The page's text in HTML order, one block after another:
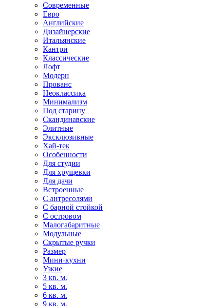
Современные
Евро
Английские
Дизайнерские
Итальянские
Кантри
Классические
Лофт
Модерн
Прованс
Неоклассика
Минимализм
Под старину
Скандинавские
Элитные
Эксклюзивные
Хай-тек
Особенности
Для студии
Для хрущевки
Для дачи
Встроенные
С антресолями
С барной стойкой
С островом
Малогабаритные
Модульные
Скрытые ручки
Размер
Мини-кухни
Узкие
3 кв. м.
5 кв. м.
6 кв. м.
9 кв. м.